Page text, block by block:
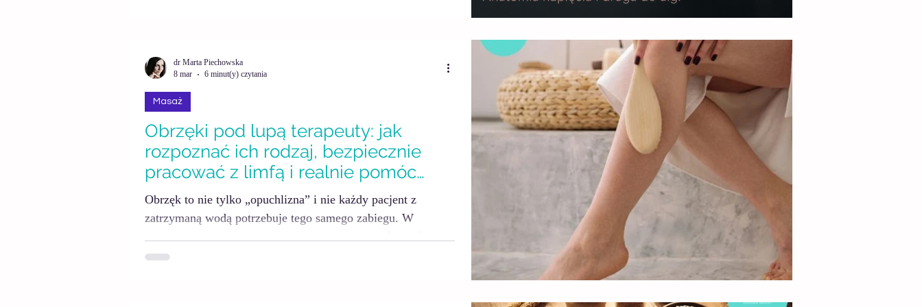
Obrzęki pod lupą terapeuty: jak
rozpoznać ich rodzaj, bezpiecznie
pracować z limfą i realnie pomóc
pacjentowi
Obrzęk to nie tylko „opuchlizna” i nie każdy pacjent z
zatrzymaną wodą potrzebuje tego samego zabiegu. W
gabinecie terapeutycznym to jeden z tych objawów, które
wymagają uważności, wiedzy i dobrego różnicowania.
Masaż
dr Marta Piechowska
8 mar
6 minut(y) czytania